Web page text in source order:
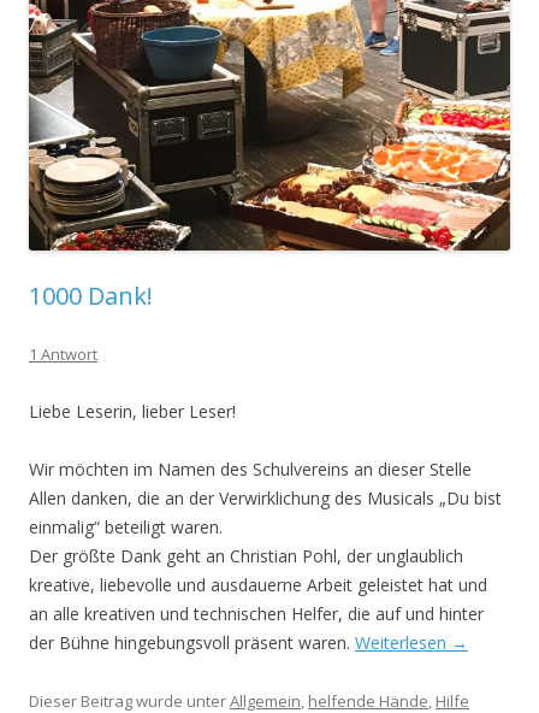
1000 Dank!
1 Antwort
Liebe Leserin, lieber Leser!
Wir möchten im Namen des Schulvereins an dieser Stelle
Allen danken, die an der Verwirklichung des Musicals „Du bist
einmalig“ beteiligt waren.
Der größte Dank geht an Christian Pohl, der unglaublich
kreative, liebevolle und ausdauerne Arbeit geleistet hat und
an alle kreativen und technischen Helfer, die auf und hinter
der Bühne hingebungsvoll präsent waren. Weiterlesen →
Dieser Beitrag wurde unterAllgemein helfende Hände Hilfe